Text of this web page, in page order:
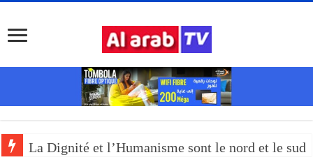
La Dignité et l’Humanisme sont le nord et le